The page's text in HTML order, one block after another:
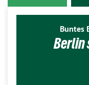
Buntes
Berlin